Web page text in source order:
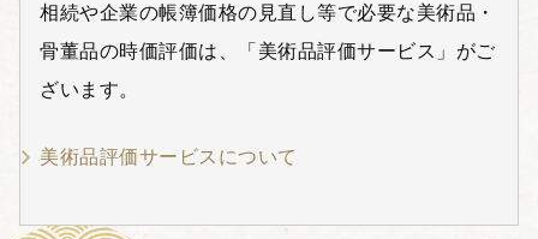
相続や企業の帳簿価格の見直し等で必要な美術品・
骨董品の時価評価は、「美術品評価サービス」がご
ざいます。
美術品評価サービスについて